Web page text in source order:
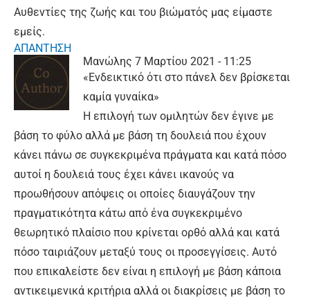
Αυθεντίες της ζωής και του βιώματός μας είμαστε
εμείς.
ΑΠΑΝΤΗΣΗ
Μανώλης 7 Μαρτίου 2021 - 11:25
«Ενδεικτικό ότι στο πάνελ δεν βρίσκεται
καμία γυναίκα»
Η επιλογή των ομιλητών δεν έγινε με
βάση το φύλο αλλά με βάση τη δουλειά που έχουν
κάνει πάνω σε συγκεκριμένα πράγματα και κατά πόσο
αυτοί η δουλειά τους έχει κάνει ικανούς να
προωθήσουν απόψεις οι οποίες διαυγάζουν την
πραγματικότητα κάτω από ένα συγκεκριμένο
θεωρητικό πλαίσιο που κρίνεται ορθό αλλά και κατά
πόσο ταιριάζουν μεταξύ τους οι προσεγγίσεις. Αυτό
που επικαλείστε δεν είναι η επιλογή με βάση κάποια
αντικειμενικά κριτήρια αλλά οι διακρίσεις με βάση το